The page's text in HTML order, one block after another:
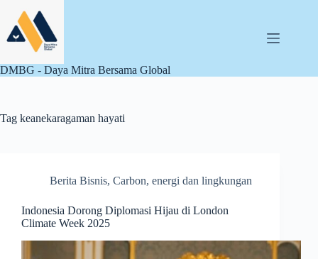
content
DMBG - Daya Mitra Bersama Global
Tag keanekaragaman hayati
Berita Bisnis, Carbon, energi dan lingkungan
Indonesia Dorong Diplomasi Hijau di London
Climate Week 2025